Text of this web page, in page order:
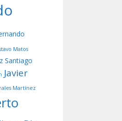
Matos
Santiago
Javier
Martínez